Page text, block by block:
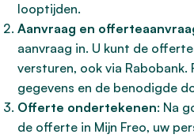
looptijden.
Aanvraag en
aanvraag in. U kunt de
versturen, ook via
gegevens en de benodigde
Offerte ondertekenen: Na
de offerte in Mijn Freo, uw